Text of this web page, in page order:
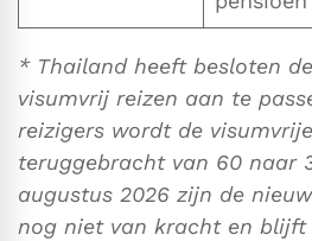
* Thailand heeft besloten
visumvrij reizen aan te
reizigers wordt de
teruggebracht van 60 naar
augustus 2026 zijn de
nog niet van kracht en blijft